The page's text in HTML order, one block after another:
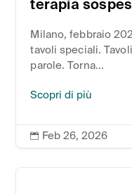
terapia
Milano, febbraio
tavoli speciali.
parole. Torna...
Scopri di più
 Feb 26, 2026